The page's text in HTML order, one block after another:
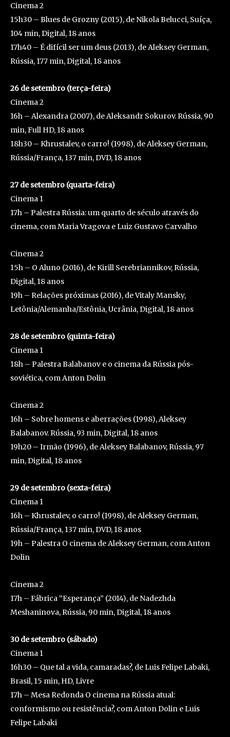
Cinema 2
15h30 – Blues de Grozny (2015), de Nikola Belucci, Suíça,
104 min, Digital, 18 anos
17h40 – É difícil ser um deus (2013), de Aleksey German,
Rússia, 177 min, Digital, 18 anos
26 de setembro (terça-feira)
Cinema 2
16h – Alexandra (2007), de Aleksandr Sokurov. Rússia, 90
min, Full HD, 18 anos
18h30 – Khrustalev, o carro! (1998), de Aleksey German,
Rússia/França, 137 min, DVD, 18 anos
27 de setembro (quarta-feira)
Cinema 1
17h – Palestra Rússia: um quarto de século através do
cinema, com Maria Vragova e Luiz Gustavo Carvalho
Cinema 2
15h – O Aluno (2016), de Kirill Serebriannikov, Rússia,
Digital, 18 anos
19h – Relações próximas (2016), de Vitaly Mansky,
Letônia/Alemanha/Estônia, Ucrânia, Digital, 18 anos
28 de setembro (quinta-feira)
Cinema 1
18h – Palestra Balabanov e o cinema da Rússia pós-
soviética, com Anton Dolin
Cinema 2
16h – Sobre homens e aberrações (1998), Aleksey
Balabanov. Rússia, 93 min, Digital, 18 anos
19h20 – Irmão (1996), de Aleksey Balabanov, Rússia, 97
min, Digital, 18 anos
29 de setembro (sexta-feira)
Cinema 1
16h – Khrustalev, o carro! (1998), de Aleksey German,
Rússia/França, 137 min, DVD, 18 anos
19h – Palestra O cinema de Aleksey German, com Anton
Dolin
Cinema 2
17h – Fábrica “Esperança” (2014), de Nadezhda
Meshaninova, Rússia, 90 min, Digital, 18 anos
30 de setembro (sábado)
Cinema 1
16h30 – Que tal a vida, camaradas?, de Luis Felipe Labaki,
Brasil, 15 min, HD, Livre
17h – Mesa Redonda O cinema na Rússia atual:
conformismo ou resistência?, com Anton Dolin e Luis
Felipe Labaki